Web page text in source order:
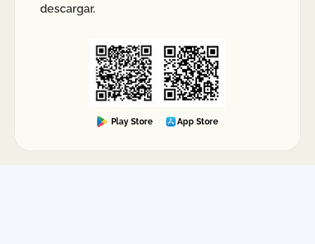
descargar.
Play Store App Store